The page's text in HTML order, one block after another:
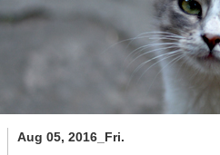
Aug 05, 2016_Fri.